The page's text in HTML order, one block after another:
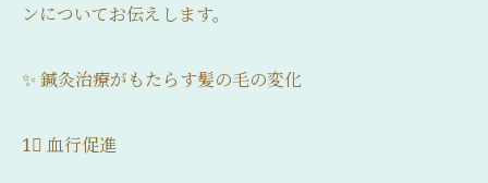
ンについてお伝えします。
✨ 鍼灸治療がもたらす髪の毛の変化
1⃣ 血行促進